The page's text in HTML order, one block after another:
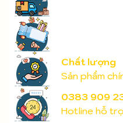
Chất lượng
Sản phẩm
0383 909
Hotline hỗ